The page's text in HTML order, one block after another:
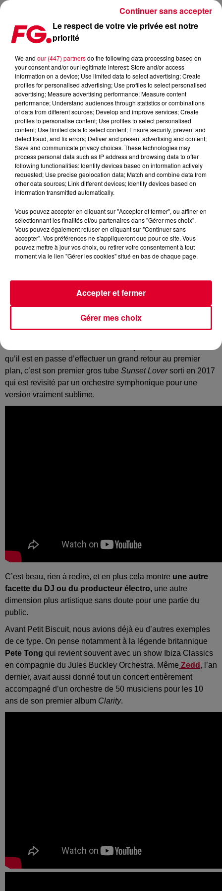
QUAND L’ÉLECTRO RENCONTRE L’ORCHESTRE SYMPHONIQUE
Publié : 16 mai 2023 à 7h56 par Antony HARARI
L'électro et les orchestres symphoniques
Crédit :@Pexels AfroRomanzo
Depuis plusieurs années, on voit différents grands DJ et
producteurs de musique électronique jeter un œil vers les
orchestres symphoniques.
Très récemment, c’est
qu’il est en passe d’effectuer un grand retour au premier
plan, c’est son premier gros tube Sunset Loversorti en 2017
qui est revisité par un orchestre symphonique pour une
version vraiment sublime.
C’est beau, rien à redire, et en plus cela montre une autre
facette du DJ ou du producteur électro, une autre
dimension plus artistique sans doute pour une partie du
public.
Avant Petit Biscuit, nous avions déjà eu d’autres exemples
de ce type. On pense notamment à la légende britannique
Pete Tong qui revient souvent avec un show Ibiza Classics
en compagnie du Jules Buckley Orchestra. Même Zedd , l’an
dernier, avait aussi donné tout un concert entièrement
accompagné d’un orchestre de 50 musiciens pour les 10
ans de son premier album Clarity.
Le respect de votre vie privée est notre
priorité
We and our (447) partnersdo the following data processing based on
your consent and/or our legitimate interest: Store and/or access
information on a device; Use limited data to select advertising; Create
profiles for personalised advertising; Use profiles to select personalised
advertising; Measure advertising performance; Measure content
performance; Understand audiences through statistics or combinations
of data from different sources; Develop and improve services; Create
profiles to personalise content; Use profiles to select personalised
content; Use limited data to select content; Ensure security, prevent and
detect fraud, and fix errors; Deliver and present advertising and content;
Save and communicate privacy choices. These technologies may
process personal data such as IP address and browsing data to offer
following functionalities: Identify devices based on information actively
requested; Use precise geolocation data; Match and combine data from
other data sources; Link different devices; Identify devices based on
information transmitted automatically.
Vous pouvez accepter en cliquant sur "Accepter et fermer", ou affiner en
sélectionnant les finalités et/ou partenaires dans "Gérer mes choix".
Vous pouvez également refuser en cliquant sur "Continuer sans
accepter". Vos préférences ne s'appliqueront que pour ce site. Vous
pouvez mettre à jour vos choix, ou retirer votre consentement à tout
moment via le lien "Gérer les cookies" situé en bas de chaque page.
Gérer mes choix
Accepter et fermer
Continuer sans accepter